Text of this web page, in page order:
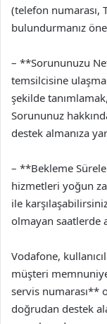
(telefon numarası,
bulundurmanız
– **Sorununuzu
temsilcisine
şekilde
Sorununuz
destek almanıza
– **Bekleme
hizmetleri yoğun
ile
olmayan saatlerde
Vodafone,
müşteri
servis numarası**
doğrudan destek